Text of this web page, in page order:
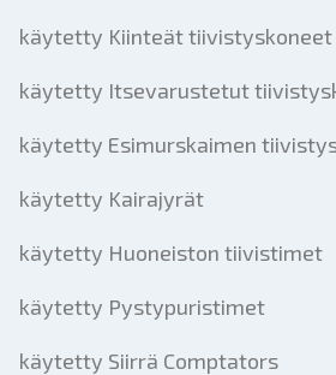
käytetty Kiinteät tiivistyskoneet
käytetty Itsevarustetut
käytetty Esimurskaimen
käytetty Kairajyrät
käytetty Huoneiston tiivistimet
käytetty Pystypuristimet
käytetty Siirrä Comptators